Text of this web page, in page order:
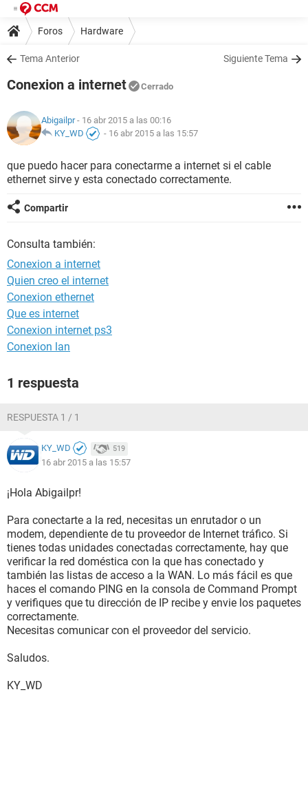
Foros Hardware
Tema Anterior Siguiente Tema
Conexion a internet Cerrado
Abigailpr- 16 abr 2015 a las 00:16
KY_WD
- 16 abr 2015 a las 15:57
que puedo hacer para conectarme a internet si el cable
ethernet sirve y esta conectado correctamente.
Compartir
Consulta también:
Conexion a internet
Quien creo el internet
Conexion ethernet
Que es internet
Conexion internet ps3
Conexion lan
1 respuesta
RESPUESTA 1 / 1
KY_WD 519
16 abr 2015 a las 15:57
¡Hola Abigailpr!
Para conectarte a la red, necesitas un enrutador o un
modem, dependiente de tu proveedor de Internet tráfico. Si
tienes todas unidades conectadas correctamente, hay que
verificar la red doméstica con la que has conectado y
también las listas de acceso a la WAN. Lo más fácil es que
haces el comando PING en la consola de Command Prompt
y verifiques que tu dirección de IP recibe y envie los paquetes
correctamente.
Necesitas comunicar con el proveedor del servicio.
Saludos.
KY_WD